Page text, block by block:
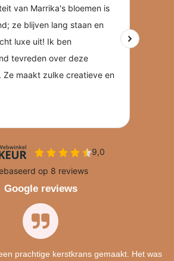
Google reviews
prachtige kerstkrans gemaakt. Het was